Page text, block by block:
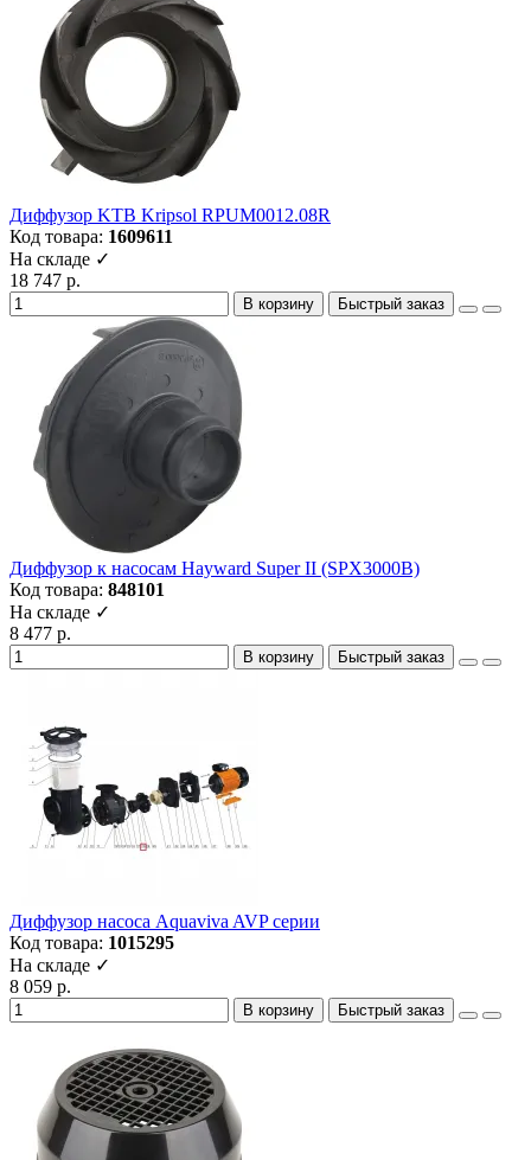
Диффузор KTB Kripsol RPUM0012.08R
Код товара: 1609611
На складе ✓
18 747 р.
В корзину Быстрый заказ
Диффузор к насосам Hayward Super II (SPX3000B)
Код товара: 848101
На складе ✓
8 477 р.
В корзину Быстрый заказ
Диффузор насоса Aquaviva AVP серии
Код товара: 1015295
На складе ✓
8 059 р.
В корзину Быстрый заказ